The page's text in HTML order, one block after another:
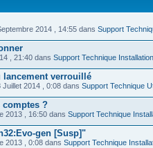
2014 , 14:55 dans Support
, 21:40 dans Support Technique
lancement verrouillé
Juillet 2014 , 0:08 dans Support Technique
comptes ?
2013 , 16:50 dans Support Technique
gen [Susp]"
2013 , 0:08 dans Support Technique